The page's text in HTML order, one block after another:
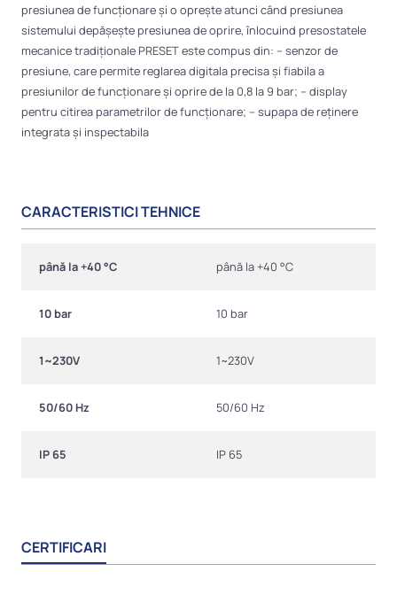
presiunea de funcționare și o oprește atunci când presiunea
sistemului depășește presiunea de oprire, înlocuind presostatele
mecanice tradiționale PRESET este compus din: – senzor de
presiune, care permite reglarea digitala precisa și fiabila a
presiunilor de funcționare și oprire de la 0,8 la 9 bar; – display
pentru citirea parametrilor de funcționare; – supapa de reținere
integrata și inspectabila
CARACTERISTICI TEHNICE
până la +40 °C până la +40 °C
10 bar 10 bar
1~230V 1~230V
50/60 Hz 50/60 Hz
IP 65 IP 65
CERTIFICARI